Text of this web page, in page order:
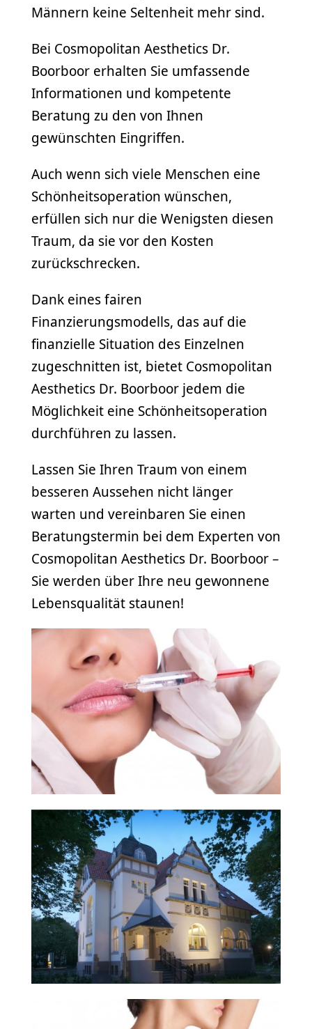
Männern keine Seltenheit mehr sind.
Bei Cosmopolitan Aesthetics Dr.
Boorboor erhalten Sie umfassende
Informationen und kompetente
Beratung zu den von Ihnen
gewünschten Eingriffen.
Auch wenn sich viele Menschen eine
Schönheitsoperation wünschen,
erfüllen sich nur die Wenigsten diesen
Traum, da sie vor den Kosten
zurückschrecken.
Dank eines fairen
Finanzierungsmodells, das auf die
finanzielle Situation des Einzelnen
zugeschnitten ist, bietet Cosmopolitan
Aesthetics Dr. Boorboor jedem die
Möglichkeit eine Schönheitsoperation
durchführen zu lassen.
Lassen Sie Ihren Traum von einem
besseren Aussehen nicht länger
warten und vereinbaren Sie einen
Beratungstermin bei dem Experten von
Cosmopolitan Aesthetics Dr. Boorboor –
Sie werden über Ihre neu gewonnene
Lebensqualität staunen!